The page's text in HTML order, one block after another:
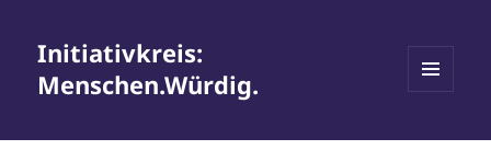
Initiativkreis:
Menschen.Würdig.
WIDGETS